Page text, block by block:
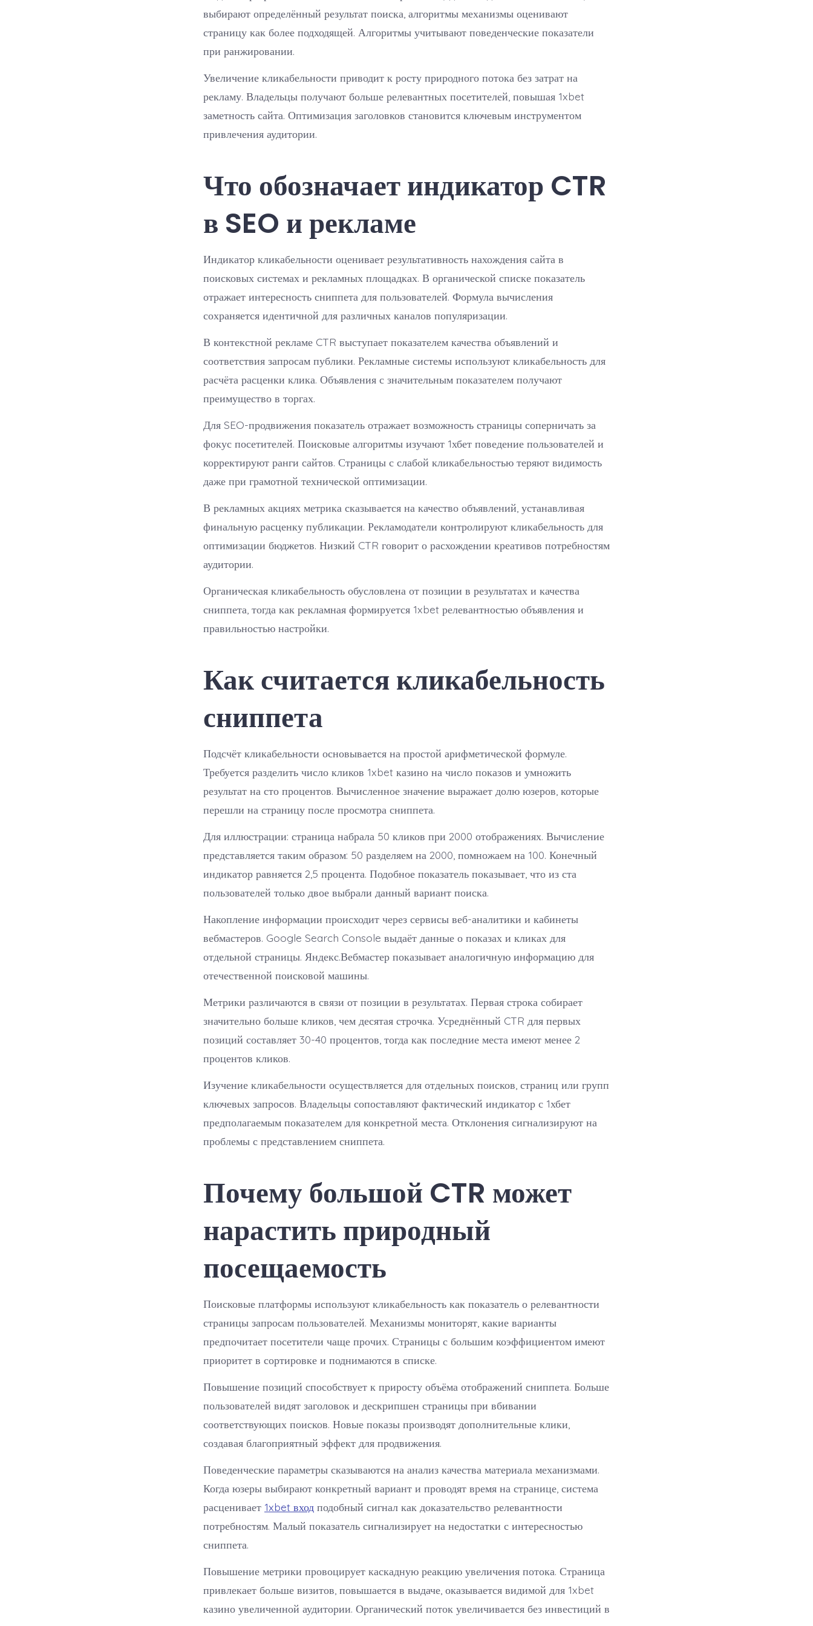
выбирают определённый результат поиска, алгоритмы механизмы оценивают
страницу как более подходящей. Алгоритмы учитывают поведенческие показатели
при ранжировании.
Увеличение кликабельности приводит к росту природного потока без затрат на
рекламу. Владельцы получают больше релевантных посетителей, повышая 1xbet
заметность сайта. Оптимизация заголовков становится ключевым инструментом
привлечения аудитории.
Что обозначает индикатор CTR
в SEO и рекламе
Индикатор кликабельности оценивает результативность нахождения сайта в
поисковых системах и рекламных площадках. В органической списке показатель
отражает интересность сниппета для пользователей. Формула вычисления
сохраняется идентичной для различных каналов популяризации.
В контекстной рекламе CTR выступает показателем качества объявлений и
соответствия запросам публики. Рекламные системы используют кликабельность для
расчёта расценки клика. Объявления с значительным показателем получают
преимущество в торгах.
Для SEO-продвижения показатель отражает возможность страницы соперничать за
фокус посетителей. Поисковые алгоритмы изучают 1хбет поведение пользователей и
корректируют ранги сайтов. Страницы с слабой кликабельностью теряют видимость
даже при грамотной технической оптимизации.
В рекламных акциях метрика сказывается на качество объявлений, устанавливая
финальную расценку публикации. Рекламодатели контролируют кликабельность для
оптимизации бюджетов. Низкий CTR говорит о расхождении креативов потребностям
аудитории.
Органическая кликабельность обусловлена от позиции в результатах и качества
сниппета, тогда как рекламная формируется 1xbet релевантностью объявления и
правильностью настройки.
Как считается кликабельность
сниппета
Подсчёт кликабельности основывается на простой арифметической формуле.
Требуется разделить число кликов 1xbet казино на число показов и умножить
результат на сто процентов. Вычисленное значение выражает долю юзеров, которые
перешли на страницу после просмотра сниппета.
Для иллюстрации: страница набрала 50 кликов при 2000 отображениях. Вычисление
представляется таким образом: 50 разделяем на 2000, помножаем на 100. Конечный
индикатор равняется 2,5 процента. Подобное показатель показывает, что из ста
пользователей только двое выбрали данный вариант поиска.
Накопление информации происходит через сервисы веб-аналитики и кабинеты
вебмастеров. Google Search Console выдаёт данные о показах и кликах для
отдельной страницы. Яндекс.Вебмастер показывает аналогичную информацию для
отечественной поисковой машины.
Метрики различаются в связи от позиции в результатах. Первая строка собирает
значительно больше кликов, чем десятая строчка. Усреднённый CTR для первых
позиций составляет 30-40 процентов, тогда как последние места имеют менее 2
процентов кликов.
Изучение кликабельности осуществляется для отдельных поисков, страниц или групп
ключевых запросов. Владельцы сопоставляют фактический индикатор с 1хбет
предполагаемым показателем для конкретной места. Отклонения сигнализируют на
проблемы с представлением сниппета.
Почему большой CTR может
нарастить природный
посещаемость
Поисковые платформы используют кликабельность как показатель о релевантности
страницы запросам пользователей. Механизмы мониторят, какие варианты
предпочитает посетители чаще прочих. Страницы с большим коэффициентом имеют
приоритет в сортировке и поднимаются в списке.
Повышение позиций способствует к приросту объёма отображений сниппета. Больше
пользователей видят заголовок и дескрипшен страницы при вбивании
соответствующих поисков. Новые показы производят дополнительные клики,
создавая благоприятный эффект для продвижения.
Поведенческие параметры сказываются на анализ качества материала механизмами.
Когда юзеры выбирают конкретный вариант и проводят время на странице, система
расценивает 1xbet вход подобный сигнал как доказательство релевантности
потребностям. Малый показатель сигнализирует на недостатки с интересностью
сниппета.
Повышение метрики провоцирует каскадную реакцию увеличения потока. Страница
привлекает больше визитов, повышается в выдаче, оказывается видимой для 1xbet
казино увеличенной аудитории. Органический поток увеличивается без инвестиций в